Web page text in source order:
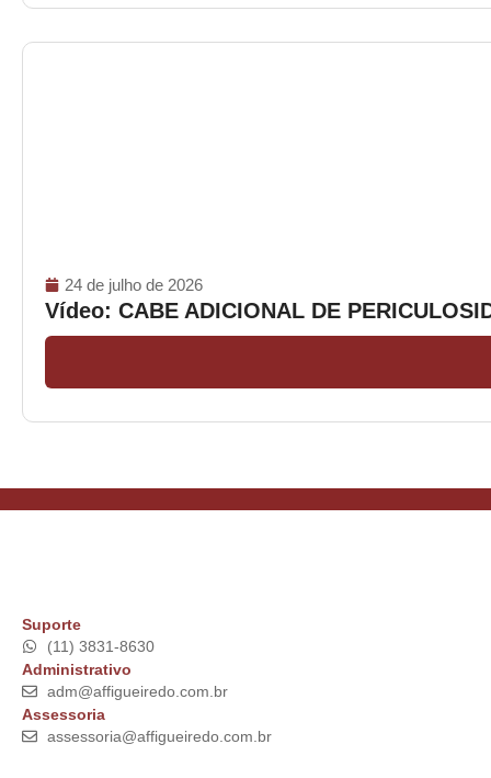
24 de julho de 2026
Vídeo: CABE ADICIONAL DE
Suporte
(11) 3831-8630
Administrativo
adm@affigueiredo.com.br
Assessoria
assessoria@affigueiredo.com.br